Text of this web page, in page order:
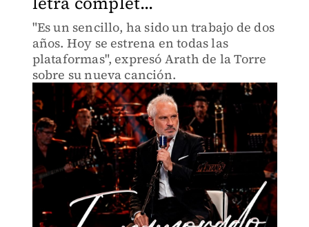
"Es un sencillo, ha sido un trabajo de dos
años. Hoy se estrena en todas las
plataformas", expresó Arath de la Torre
sobre su nueva canción.